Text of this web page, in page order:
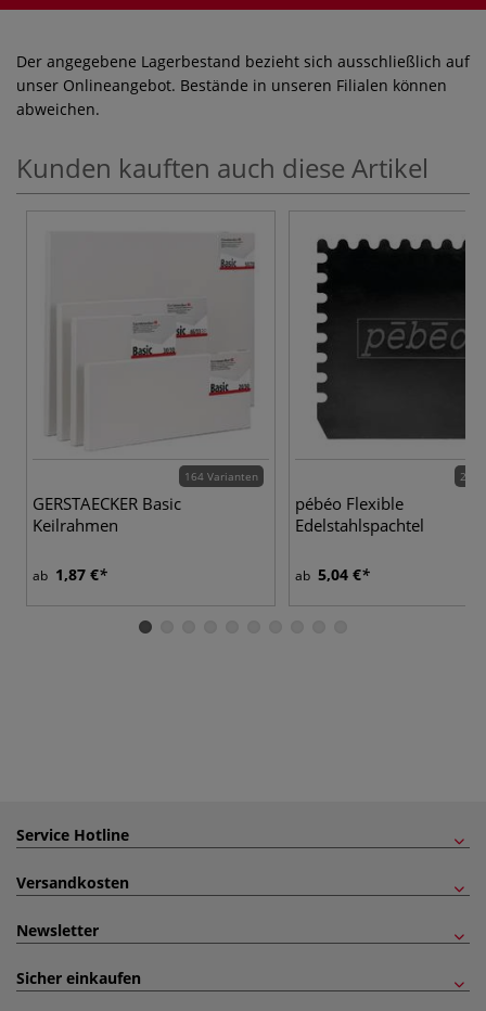
Der angegebene Lagerbestand bezieht sich ausschließlich auf
unser Onlineangebot. Bestände in unseren Filialen können
abweichen.
Kunden kauften auch diese Artikel
164 Varianten
GERSTAECKER Basic
Keilrahmen
ab 1,87 €
2
pébéo Flexible
Edelstahlspachtel
ab 5,04 €
Service Hotline
Versandkosten
Newsletter
Sicher einkaufen